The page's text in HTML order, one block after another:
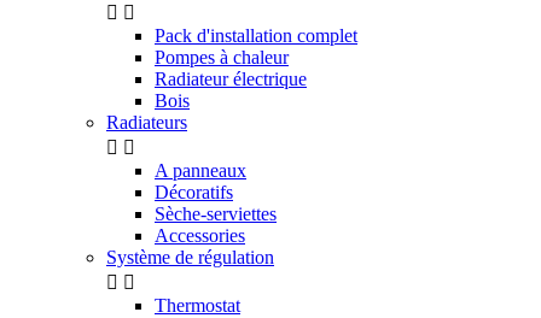
 
Pack d'installation complet
Pompes à chaleur
Radiateur électrique
Bois
Radiateurs
 
A panneaux
Décoratifs
Sèche-serviettes
Accessories
Système de régulation
 
Thermostat